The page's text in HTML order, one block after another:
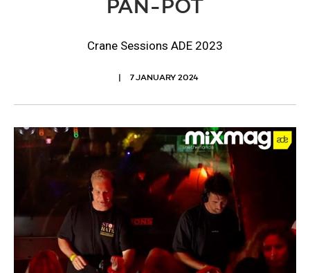
PAN-POT
Crane Sessions ADE 2023
7 JANUARY 2024